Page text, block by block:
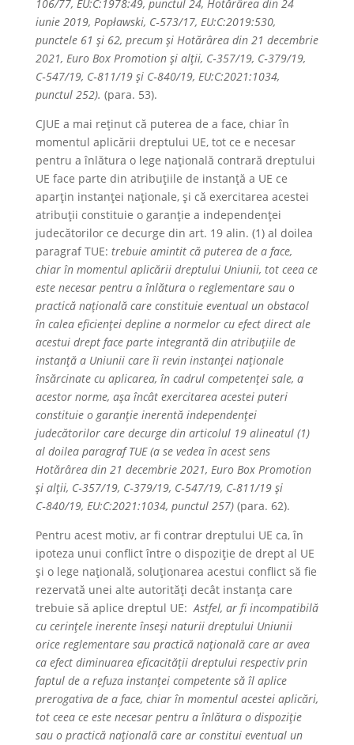
106/77, EU:C:1978:49, punctul 24, Hotărârea din 24
iunie 2019, Popławski, C‑573/17, EU:C:2019:530,
punctele 61 și 62, precum și Hotărârea din 21 decembrie
2021, Euro Box Promotion și alții, C‑357/19, C‑379/19,
C‑547/19, C‑811/19 și C‑840/19, EU:C:2021:1034,
punctul 252). (para. 53).
CJUE a mai reținut că puterea de a face, chiar în
momentul aplicării dreptului UE, tot ce e necesar
pentru a înlătura o lege națională contrară dreptului
UE face parte din atribuțiile de instanță a UE ce
aparțin instanței naționale, și că exercitarea acestei
atribuții constituie o garanție a independenței
judecătorilor ce decurge din art. 19 alin. (1) al doilea
paragraf TUE: trebuie amintit că puterea de a face,
chiar în momentul aplicării dreptului Uniunii, tot ceea ce
este necesar pentru a înlătura o reglementare sau o
practică națională care constituie eventual un obstacol
în calea eficienței depline a normelor cu efect direct ale
acestui drept face parte integrantă din atribuțiile de
instanță a Uniunii care îi revin instanței naționale
însărcinate cu aplicarea, în cadrul competenței sale, a
acestor norme, așa încât exercitarea acestei puteri
constituie o garanție inerentă independenței
judecătorilor care decurge din articolul 19 alineatul (1)
al doilea paragraf TUE (a se vedea în acest sens
Hotărârea din 21 decembrie 2021, Euro Box Promotion
și alții, C‑357/19, C‑379/19, C‑547/19, C‑811/19 și
C‑840/19, EU:C:2021:1034, punctul 257) (para. 62).
Pentru acest motiv, ar fi contrar dreptului UE ca, în
ipoteza unui conflict între o dispoziție de drept al UE
și o lege națională, soluționarea acestui conflict să fie
rezervată unei alte autorități decât instanța care
trebuie să aplice dreptul UE:Astfel, ar fi incompatibilă
cu cerințele inerente înseși naturii dreptului Uniunii
orice reglementare sau practică națională care ar avea
ca efect diminuarea eficacității dreptului respectiv prin
faptul de a refuza instanței competente să îl aplice
prerogativa de a face, chiar în momentul acestei aplicări,
tot ceea ce este necesar pentru a înlătura o dispoziție
sau o practică națională care ar constitui eventual un